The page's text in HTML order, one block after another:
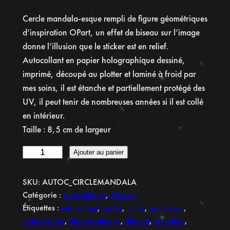
Cercle mandala-esque rempli de figure géométriques
d’inspiration OPart, un effet de biseau sur l’image
donne l’illusion que le sticker est en relief.
Autocollant en papier holographique dessiné,
imprimé, découpé au plotter et laminé à froid par
mes soins, il est étanche et partiellement protégé des
UV, il peut tenir de nombreuses années si il est collé
en intérieur.
Taille : 8,5 cm de largeur
a
n
t
i
Ajouter au panier
SKU: AUTOC_CIRCLEMANDALA
Catégorie : Autocollants, Stickers
Étiquettes :autocollant, cercle, circle, geometric
holographic, holographique, illusion, mandala